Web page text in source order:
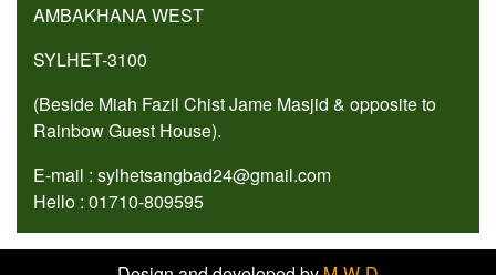
AMBAKHANA WEST
SYLHET-3100
(Beside Miah Fazil Chist Jame Masjid & opposite to
Rainbow Guest House).
E-mail : sylhetsangbad24@gmail.com
Hello : 01710-809595